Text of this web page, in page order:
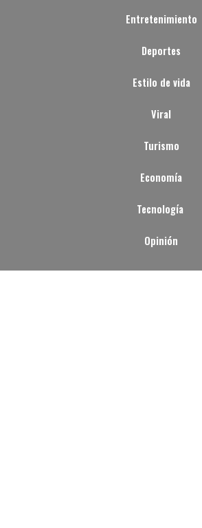
Entretenimiento
Deportes
Estilo de vida
Viral
Turismo
Economía
Tecnología
Opinión